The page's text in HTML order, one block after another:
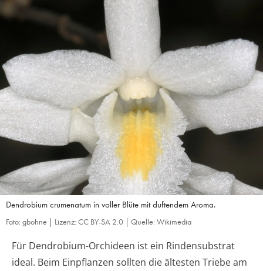
Dendrobium crumenatum in voller Blüte mit duftendem Aroma.
Foto: gbohne | Lizenz: CC BY-SA 2.0 | Quelle: Wikimedia
Für Dendrobium-Orchideen ist ein Rindensubstrat
ideal. Beim Einpflanzen sollten die ältesten Triebe am